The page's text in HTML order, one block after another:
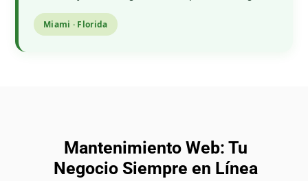
Miami · Florida
Mantenimiento Web: Tu
Negocio Siempre en Línea